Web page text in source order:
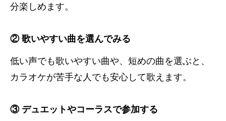
分楽しめます。
② 歌いやすい曲を選んでみる
低い声でも歌いやすい曲や、短めの曲を選ぶと、
カラオケが苦手な人でも安心して歌えます。
③ デュエットやコーラスで参加する